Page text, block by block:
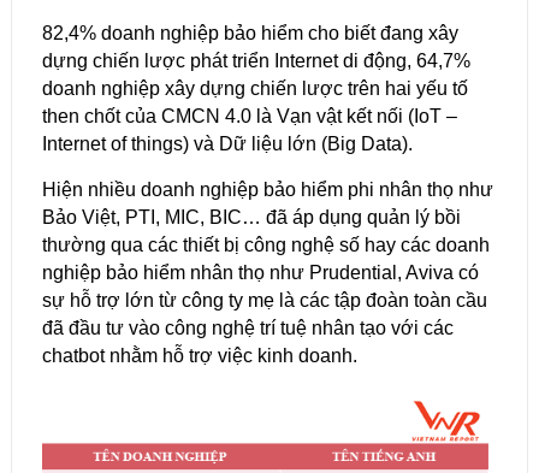
82,4% doanh nghiệp bảo hiểm cho biết đang xây
dựng chiến lược phát triển Internet di động, 64,7%
doanh nghiệp xây dựng chiến lược trên hai yếu tố
then chốt của CMCN 4.0 là Vạn vật kết nối (IoT –
Internet of things) và Dữ liệu lớn (Big Data).
Hiện nhiều doanh nghiệp bảo hiểm phi nhân thọ như
Bảo Việt, PTI, MIC, BIC… đã áp dụng quản lý bồi
thường qua các thiết bị công nghệ số hay các doanh
nghiệp bảo hiểm nhân thọ như Prudential, Aviva có
sự hỗ trợ lớn từ công ty mẹ là các tập đoàn toàn cầu
đã đầu tư vào công nghệ trí tuệ nhân tạo với các
chatbot nhằm hỗ trợ việc kinh doanh.